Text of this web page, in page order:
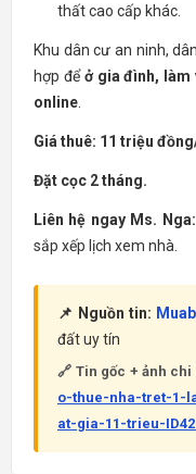
thất cao cấp khác.
Khu dân cư an ninh,
hợp đểở gia đình, làm
online
Giá thuê: 11 triệu
Đặt cọc 2 tháng.
Liên hệ ngay Ms.
sắp xếp lịch xem nhà.
📌 Nguồn tin:
đất uy tín
🔗 Tin gốc + ảnh chi
o-thue-nha-tret-1-
at-gia-11-trieu-